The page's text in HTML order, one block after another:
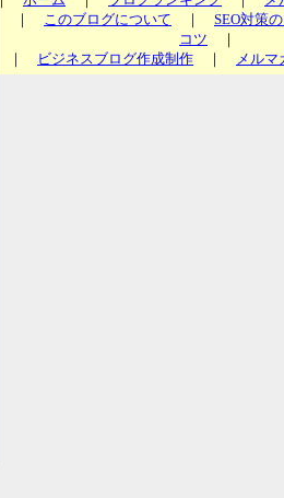
｜
このブログについて ｜ SEO対策
コツ ｜
｜
ビジネスブログ作成制作 ｜ メル